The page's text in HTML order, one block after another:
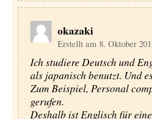
okazaki
Erstellt am 8. Oktober
Ich studiere Deutsch und
als japanisch benutzt. Und
Zum Beispiel, Personal
gerufen.
Deshalb ist Englisch für